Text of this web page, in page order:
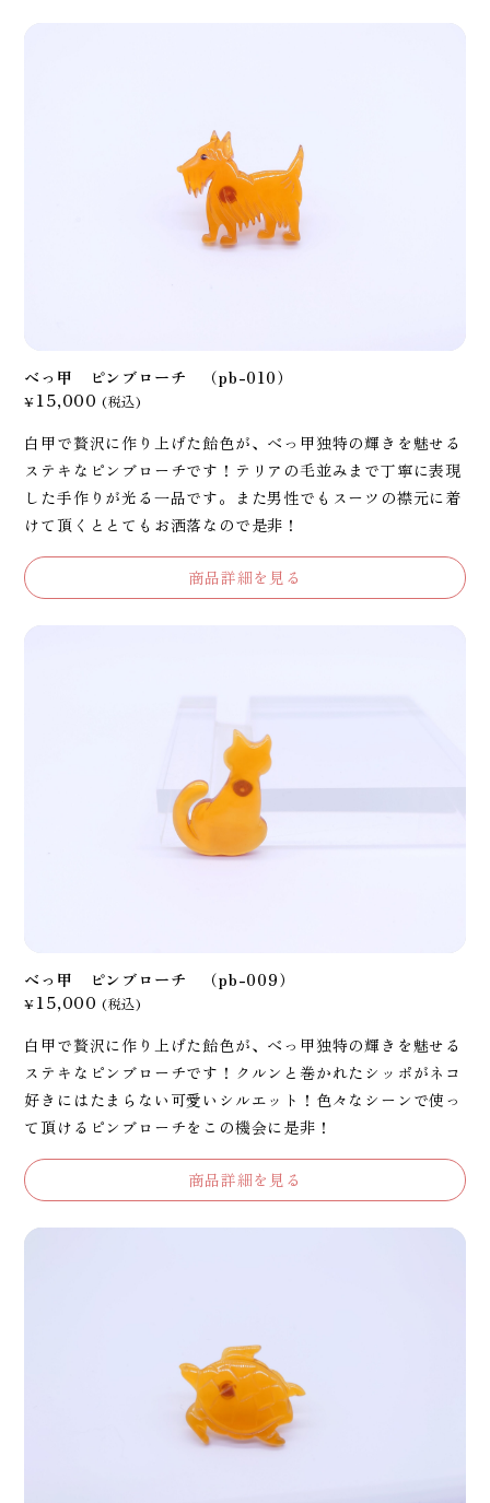
べっ甲 ピンブローチ （pb-010）
¥15,000 (税込)
白甲で贅沢に作り上げた飴色が、べっ甲独特の輝きを魅せる
ステキなピンブローチです！テリアの毛並みまで丁寧に表現
した手作りが光る一品です。また男性でもスーツの襟元に着
けて頂くととてもお洒落なので是非！
商品詳細を見る
べっ甲 ピンブローチ （pb-009）
¥15,000 (税込)
白甲で贅沢に作り上げた飴色が、べっ甲独特の輝きを魅せる
ステキなピンブローチです！クルンと巻かれたシッポがネコ
好きにはたまらない可愛いシルエット！色々なシーンで使っ
て頂けるピンブローチをこの機会に是非！
商品詳細を見る